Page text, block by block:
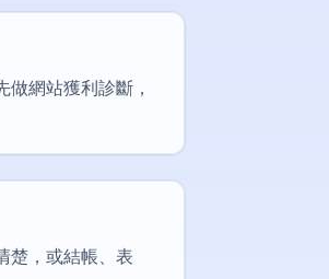
網站獲利診斷，
楚，或結帳、表